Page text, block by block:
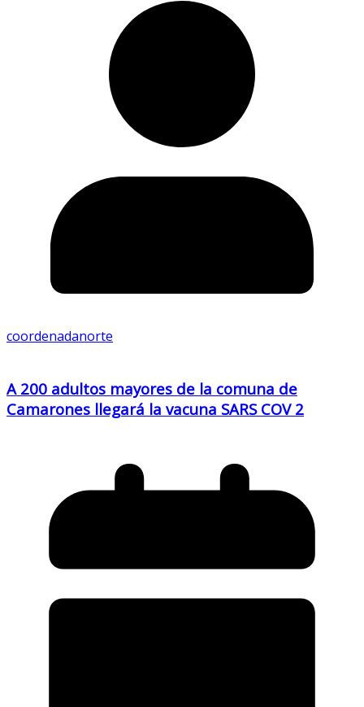
coordenadanorte
A 200 adultos mayores de la comuna de
Camarones llegará la vacuna SARS COV 2